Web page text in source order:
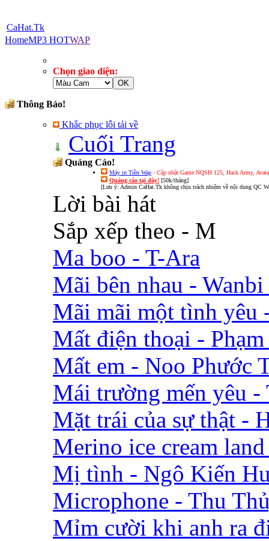
CaHat.Tk
HomeMP3 HOTWAP
Chọn giao diện:
Thông Báo!
Khắc phục lỗi tải về
Cuối Trang
Quảng Cáo!
Máy in Tiền Wap - Cập nhật Game NQSH 125, Hack Army,
Quảng cáo tại đây! [50k/tháng]
[Lưu ý: Admin CaHat.Tk không chịu trách nhiệm về nội dung QC
Lời bài hát
Sắp xếp theo - M
Ma boo - T-Ara
Mãi bên nhau -
Mãi mãi một tình yêu
Mất điện thoại -
Mất em - Noo Phước
Mái trường mến yêu -
Mặt trái của sự thật -
Merino ice cream
Mị tình - Ngô Kiến
Microphone - Thu
Mỉm cười khi anh ra